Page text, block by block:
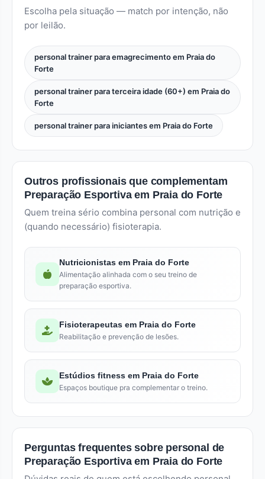
Escolha pela situação — match por intenção, não
por leilão.
personal trainer para emagrecimento em Praia do
Forte
personal trainer para terceira idade (60+) em Praia do
Forte
personal trainer para iniciantes em Praia do Forte
Outros profissionais que complementam
Preparação Esportiva em Praia do Forte
Quem treina sério combina personal com nutrição e
(quando necessário) fisioterapia.
Nutricionistas em Praia do Forte
Alimentação alinhada com o seu treino de
preparação esportiva.
Fisioterapeutas em Praia do Forte
Reabilitação e prevenção de lesões.
Estúdios fitness em Praia do Forte
Espaços boutique pra complementar o treino.
Perguntas frequentes sobre personal de
Preparação Esportiva em Praia do Forte